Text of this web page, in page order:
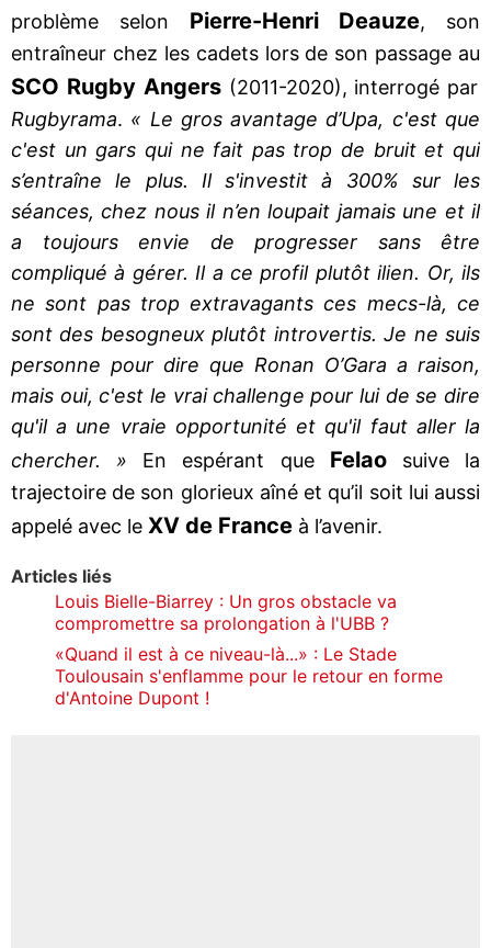
problème selon Pierre-Henri Deauze, son
entraîneur chez les cadets lors de son passage au
SCO Rugby Angers(2011-2020), interrogé par
Rugbyrama. « Le gros avantage d’Upa, c'est que
c'est un gars qui ne fait pas trop de bruit et qui
s’entraîne le plus. Il s'investit à 300% sur les
séances, chez nous il n’en loupait jamais une et il
a toujours envie de progresser sans être
compliqué à gérer. Il a ce profil plutôt ilien. Or, ils
ne sont pas trop extravagants ces mecs-là, ce
sont des besogneux plutôt introvertis. Je ne suis
personne pour dire que Ronan O’Gara a raison,
mais oui, c'est le vrai challenge pour lui de se dire
qu'il a une vraie opportunité et qu'il faut aller la
chercher. » En espérant que Felaosuive la
trajectoire de son glorieux aîné et qu’il soit lui aussi
appelé avec le XV de France à l’avenir.
Articles liés
Louis Bielle-Biarrey : Un gros obstacle va
compromettre sa prolongation à l'UBB ?
«Quand il est à ce niveau-là...» : Le Stade
Toulousain s'enflamme pour le retour en forme
d'Antoine Dupont !